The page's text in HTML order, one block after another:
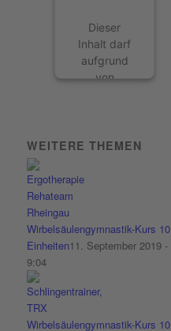
Dieser
Inhalt darf
aufgrund
von
nicht
werden.
Der
muss diese
CMP
WEITERE THEMEN
Wirbelsäulengymnastik-Kurs 10
Einheiten11. September 2019 -
9:04
Wirbelsäulengymnastik-Kurs 10